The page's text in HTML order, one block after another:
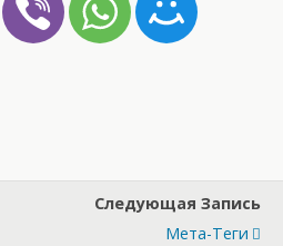
Следующая Запись
Мета-Теги